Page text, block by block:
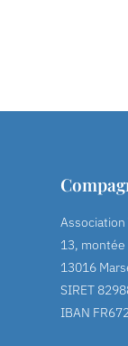
13, montée
13016
SIRET
IBAN